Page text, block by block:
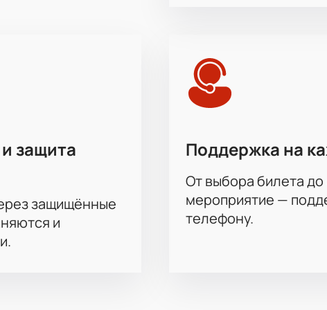
для отличного обзора;
с быстрым подтверждением;
комфорта;
билеты для компаний;
скрытых платежей — вы сразу видите цену;
частью главного события сезона и почувствовать
защита
защищённые
и
Поддержка на
От выбора билета до
мероприятие —
телефону.